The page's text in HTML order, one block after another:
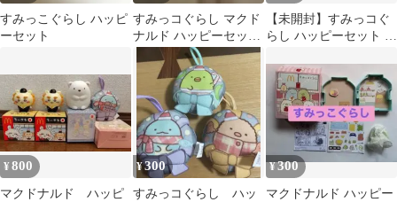
すみっこぐらし ハッピ
ーセット
すみっコぐらし マクド
ナルド ハッピーセット
マスコット
【未開封】すみっコぐ
らし ハッピーセット メ
¥800
マクドナルド ハッピ
¥300
すみっコぐらし ハッ
¥300
マクドナルド ハッピー